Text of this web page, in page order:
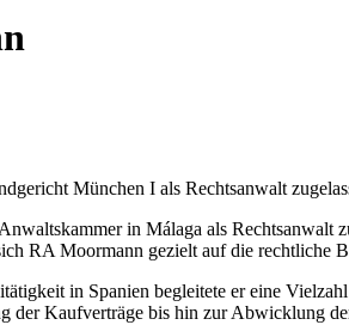
München I als Rechtsanwalt
in Málaga als
RA Moormann gezielt auf die
in Spanien begleitete er eine
der Kaufverträge bis hin zur Abwicklung